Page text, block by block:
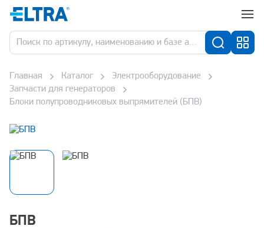
Главная Каталог
Электрооборудование
Запчасти для генераторов
Блоки полупроводниковых выпрямителей (БПВ)
БПВ